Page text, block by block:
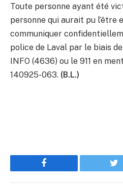
Toute personne ayant été
personne qui aurait pu l’être
communiquer
police de Laval par le biais
INFO (4636) ou le 911 en
140925-063. (B.L.)
Facebook